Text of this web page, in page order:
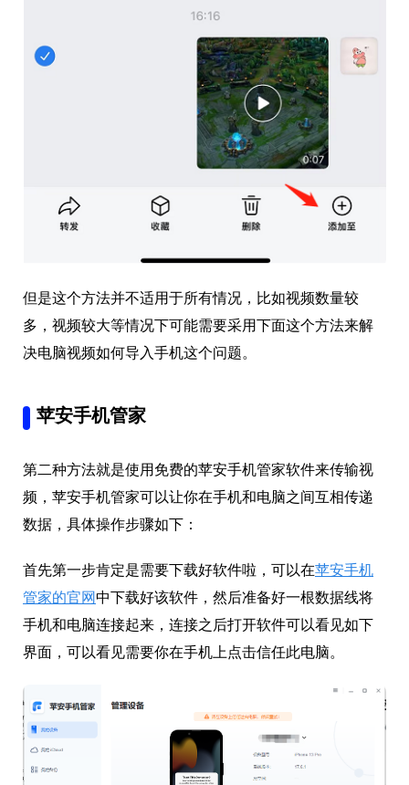
但是这个方法并不适用于所有情况，比如视频数量较
多，视频较大等情况下可能需要采用下面这个方法来解
决电脑视频如何导入手机这个问题。
苹安手机管家
第二种方法就是使用免费的苹安手机管家软件来传输视
频，苹安手机管家可以让你在手机和电脑之间互相传递
数据，具体操作步骤如下：
首先第一步肯定是需要下载好软件啦，可以在苹安手机
管家的官网中下载好该软件，然后准备好一根数据线将
手机和电脑连接起来，连接之后打开软件可以看见如下
界面，可以看见需要你在手机上点击信任此电脑。